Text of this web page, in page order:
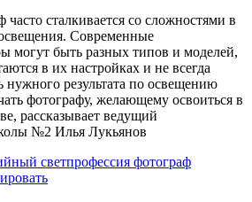
сталкивается со сложностями в
Современные
могут быть разных типов и моделей,
в их настройках и не всегда
нужного результата по освещению
фотографу, желающему освоиться в
рассказывает ведущий
№2 Илья Лукьянов
светпрофессия фотограф